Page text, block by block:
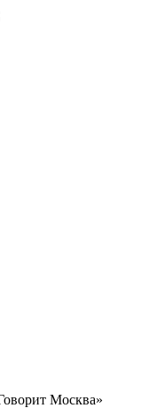
Москва»